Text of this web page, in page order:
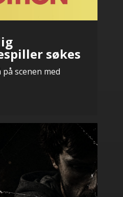
søkes
scenen med